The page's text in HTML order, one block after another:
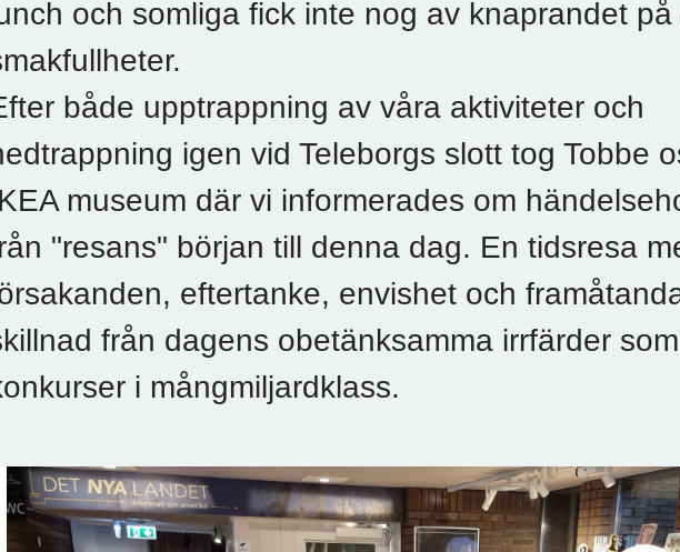
och somliga fick inte nog av knaprandet
både upptrappning av våra aktiviteter och
igen vid Teleborgs slott tog Tobbe
museum där vi informerades om
"resans" början till denna dag. En tidsresa
eftertanke, envishet och
från dagens obetänksamma irrfärder
i mångmiljardklass.